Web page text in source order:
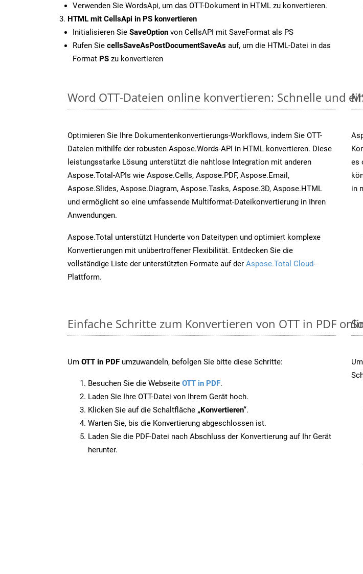
Verwenden Sie WordsApi, um das OTT-Dokument in HTML zu konvertieren.
HTML mit CellsApi in PS konvertieren
Initialisieren Sie SaveOption von CellsAPI mit SaveFormat als PS
Rufen Sie cellsSaveAsPostDocumentSaveAs auf, um die HTML-Datei in das
Format PS zu konvertieren
Word OTT-Dateien online konvertieren: Schnelle und
Optimieren Sie Ihre Dokumentenkonvertierungs-Workflows, indem Sie OTT-
Dateien mithilfe der robusten Aspose.Words-API in HTML konvertieren. Diese
leistungsstarke Lösung unterstützt die nahtlose Integration mit anderen
Aspose.Total-APIs wie Aspose.Cells, Aspose.PDF, Aspose.Email,
Aspose.Slides, Aspose.Diagram, Aspose.Tasks, Aspose.3D, Aspose.HTML
und ermöglicht so eine umfassende Multiformat-Dateikonvertierung in Ihren
Anwendungen.
Aspose.Total unterstützt Hunderte von Dateitypen und optimiert komplexe
Konvertierungen mit unübertroffener Flexibilität. Entdecken Sie die
vollständige Liste der unterstützten Formate auf der Aspose.Total Cloud-
Plattform.
es
in
Einfache Schritte zum Konvertieren von OTT in PDF
Um OTT in PDF umzuwandeln, befolgen Sie bitte diese Schritte:
Besuchen Sie die Webseite OTT in PDF.
Laden Sie Ihre OTT-Datei von Ihrem Gerät hoch.
Klicken Sie auf die Schaltfläche „Konvertieren“.
Warten Sie, bis die Konvertierung abgeschlossen ist.
Laden Sie die PDF-Datei nach Abschluss der Konvertierung auf Ihr Gerät
herunter.